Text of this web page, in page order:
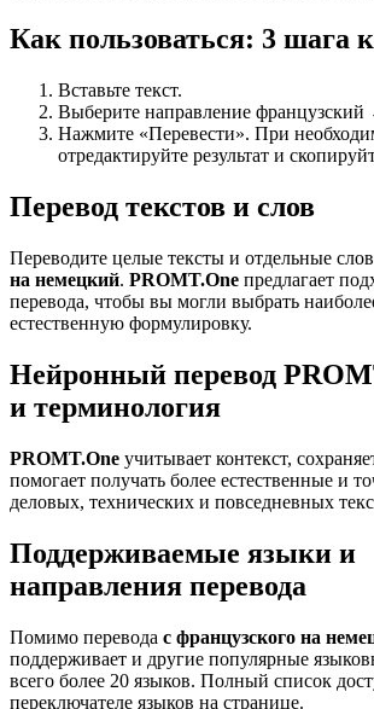
Как пользоваться: 3 шага
Вставьте текст.
Выберите направление
Нажмите «Перевести». При
отредактируйте результат и
Перевод текстов и слов
Переводите целые тексты и отдельные
на немецкий. PROMT.One предлагает
перевода, чтобы вы могли выбрать
естественную формулировку.
Нейронный перевод
и терминология
PROMT.One учитывает контекст,
помогает получать более естественные и
деловых, технических и повседневных
Поддерживаемые языки и
направления перевода
Помимо перевода с французского на
поддерживает и другие популярные
всего более 20 языков. Полный список
переключателе языков на странице.